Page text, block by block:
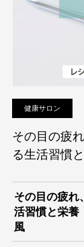
健康サロン
その目の疲
る生活習慣
その目の疲れ
活習慣と栄養
風